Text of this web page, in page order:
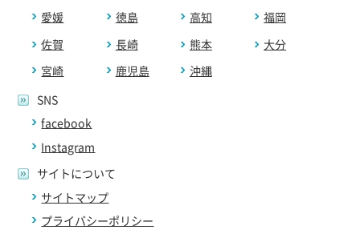
愛媛
徳島 高知
福岡
佐賀
長崎 熊本
大分
宮崎
鹿児島
沖縄
SNS
facebook
Instagram
サイトについて
サイトマップ
プライバシーポリシー